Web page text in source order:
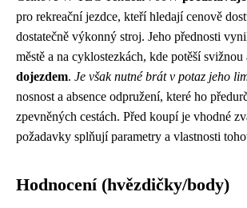
pro rekreační jezdce, kteří hledají cenově
dostatečně výkonný stroj. Jeho přednosti
městě a na cyklostezkách, kde potěší svižnou
dojezdem. Je však nutné brát v potaz jeho
nosnost a absence odpružení, které ho
zpevněných cestách. Před koupí je vhodné
požadavky splňují parametry a vlastnosti
Hodnocení (hvězdičky/body)